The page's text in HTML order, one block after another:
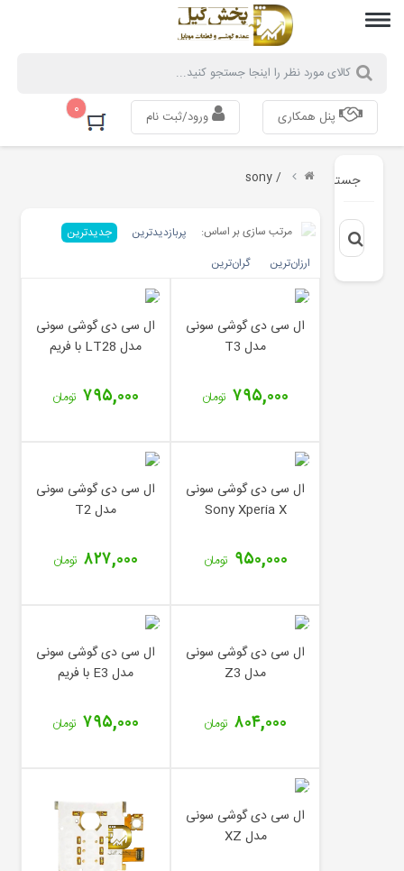
پنل همکاری ورود/ثبت نام ۰
جستجو / sony
مرتب سازی بر اساس: پربازدیدترین
جدیدترین
ارزان‌ترین
گران‌ترین
ال سی دی گوشی سونی
مدل T3
۷۹۵,۰۰۰تومان
ال سی دی گوشی سونی
مدل LT28 با فریم
۷۹۵,۰۰۰تومان
ال سی دی گوشی سونی
Sony Xperia X
۹۵۰,۰۰۰ تومان
ال سی دی گوشی سونی
مدل T2
۸۲۷,۰۰۰تومان
ال سی دی گوشی سونی
مدل Z3
۸۰۴,۰۰۰تومان
ال سی دی گوشی سونی
مدل E3 با فریم
۷۹۵,۰۰۰تومان
ال سی دی گوشی سونی
مدل XZ